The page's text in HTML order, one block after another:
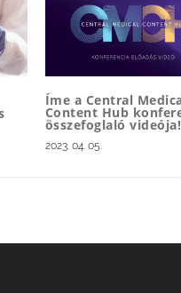
Íme a Central
Content Hub
összefoglaló videója!
2023. 04. 05.